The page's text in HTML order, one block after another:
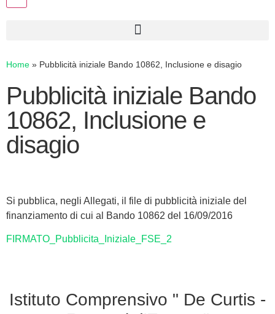
Home » Pubblicità iniziale Bando 10862, Inclusione e disagio
Pubblicità iniziale Bando
10862, Inclusione e
disagio
Si pubblica, negli Allegati, il file di pubblicità iniziale del
finanziamento di cui al Bando 10862 del 16/09/2016
FIRMATO_Pubblicita_Iniziale_FSE_2
Istituto Comprensivo " De Curtis -